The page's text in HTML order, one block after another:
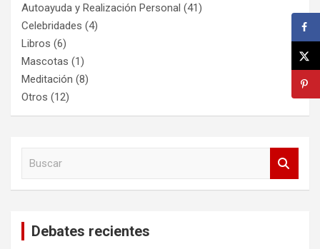
Autoayuda y Realización Personal (41)
Celebridades (4)
Libros (6)
Mascotas (1)
Meditación (8)
Otros (12)
Debates recientes